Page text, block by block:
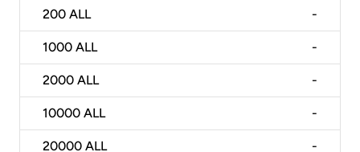
200 ALL -
1000 ALL -
2000 ALL -
10000 ALL -
20000 ALL -